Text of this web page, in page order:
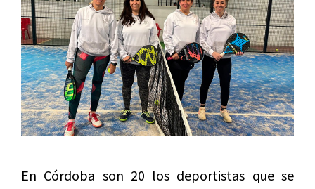
En Córdoba son 20 los deportistas que se